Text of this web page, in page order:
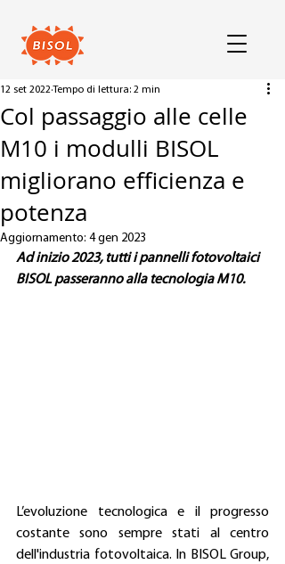
Col passaggio alle celle
M10 i modulli BISOL
migliorano efficienza e
potenza
12 set 2022Tempo di lettura: 2 min
Aggiornamento: 4 gen 2023
Ad inizio 2023, tutti i pannelli fotovoltaici
BISOL passeranno alla tecnologia M10.
L’evoluzione tecnologica e il progresso
costante sono sempre stati al centro
dell'industria fotovoltaica. In BISOL Group,